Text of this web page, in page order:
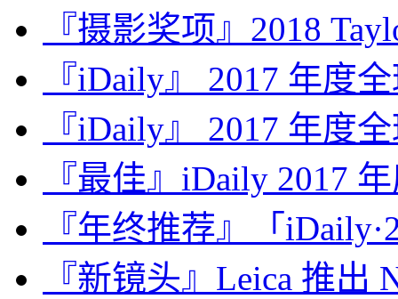
『摄影奖项』2018
『iDaily』 2017 年度
『iDaily』 2017 年度
『最佳』iDaily 2017
『年终推荐』「
『新镜头』Leica 推出